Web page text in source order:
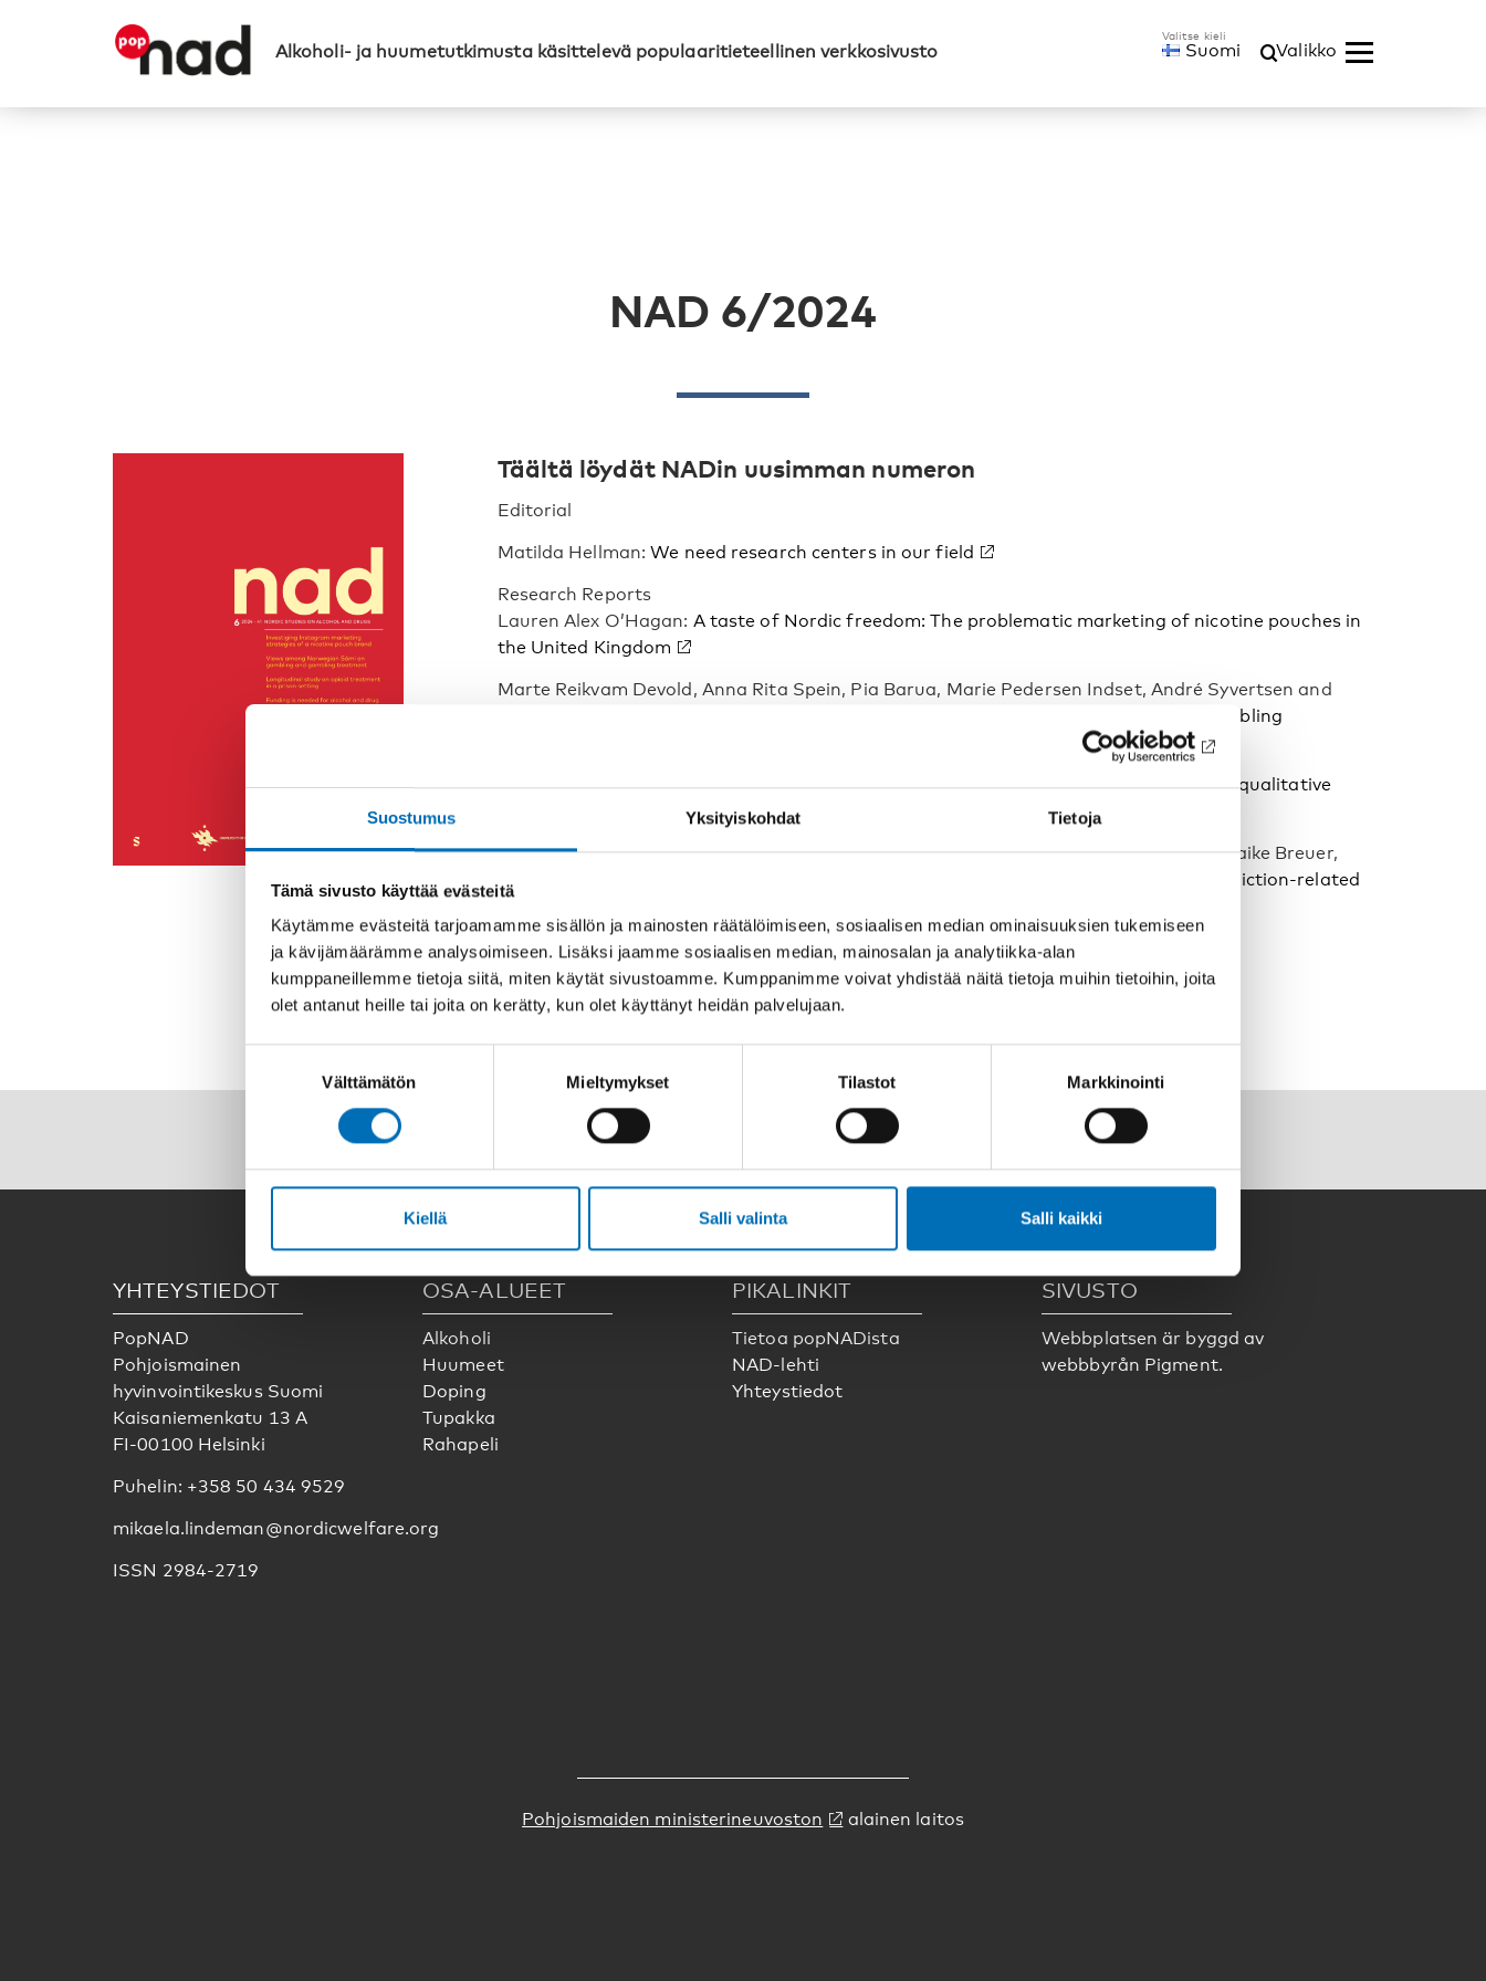
Suostumus Yksityiskohdat Tietoja
Tämä sivusto käyttää evästeitä
Käytämme evästeitä tarjoamamme sisällön ja mainosten räätälöimiseen, sosiaalisen median ominaisuuksien tukemiseen
ja kävijämäärämme analysoimiseen. Lisäksi jaamme sosiaalisen median, mainosalan ja analytiikka-alan
kumppaneillemme tietoja siitä, miten käytät sivustoamme. Kumppanimme voivat yhdistää näitä tietoja muihin tietoihin, joita
olet antanut heille tai joita on kerätty, kun olet käyttänyt heidän palvelujaan.
Välttämätön Mieltymykset Tilastot Markkinointi
Kiellä Salli valinta Salli kaikki
Alkoholi- ja huumetutkimusta käsittelevä populaaritieteellinen verkkosivusto Suomi Valikko
NAD 6/2024
Täältä löydät NADin uusimman numeron
Editorial
Matilda Hellman:We need research centers in our field
Research Reports
Lauren Alex O’Hagan: A taste of Nordic freedom: The problematic marketing of nicotine pouches in
the United Kingdom
Marte Reikvam Devold, Anna Rita Spein, Pia Barua, Marie Pedersen Indset, André Syvertsen and
Exploring views among Norwegian Sámi regarding gambling and gambling
Adriana Lavinia Bulumac:Affiliation to the Alcoholics Anonymous (AA) community: A qualitative
study on differences between highly affiliated and low/non-affiliated individuals
Kerstin Geißelsöder, Maren Weiss, Klara Boksán, Michael Dechant, Johann Endres, Maike Breuer,
Mark Stemmler and Norbert Wodarz:
Opioid substitution treatment, relapse and addiction-related
Seuraa meitä sosiaalisessa mediassa:
YHTEYSTIEDOT
PopNAD
Pohjoismainen
hyvinvointikeskus Suomi
Kaisaniemenkatu 13 A
FI-00100 Helsinki
Puhelin: +358 50 434 9529
mikaela.lindeman@nordicwelfare.org
ISSN 2984-2719
OSA-ALUEET
Alkoholi
Huumeet
Doping
Tupakka
Rahapeli
PIKALINKIT
Tietoa popNADista
NAD-lehti
Yhteystiedot
SIVUSTO
Webbplatsen är byggd av
webbbyrån Pigment.
Pohjoismaiden ministerineuvoston alainen laitos